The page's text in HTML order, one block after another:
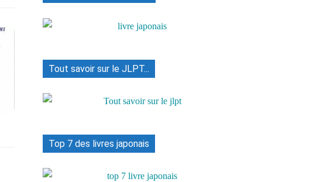
Tout savoir sur le JLPT...
Top 7 des livres japonais